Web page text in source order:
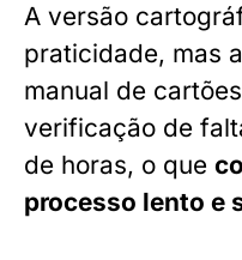
A versão
praticidade, mas
manual de
verificação de
de horas, o que
processo lento e